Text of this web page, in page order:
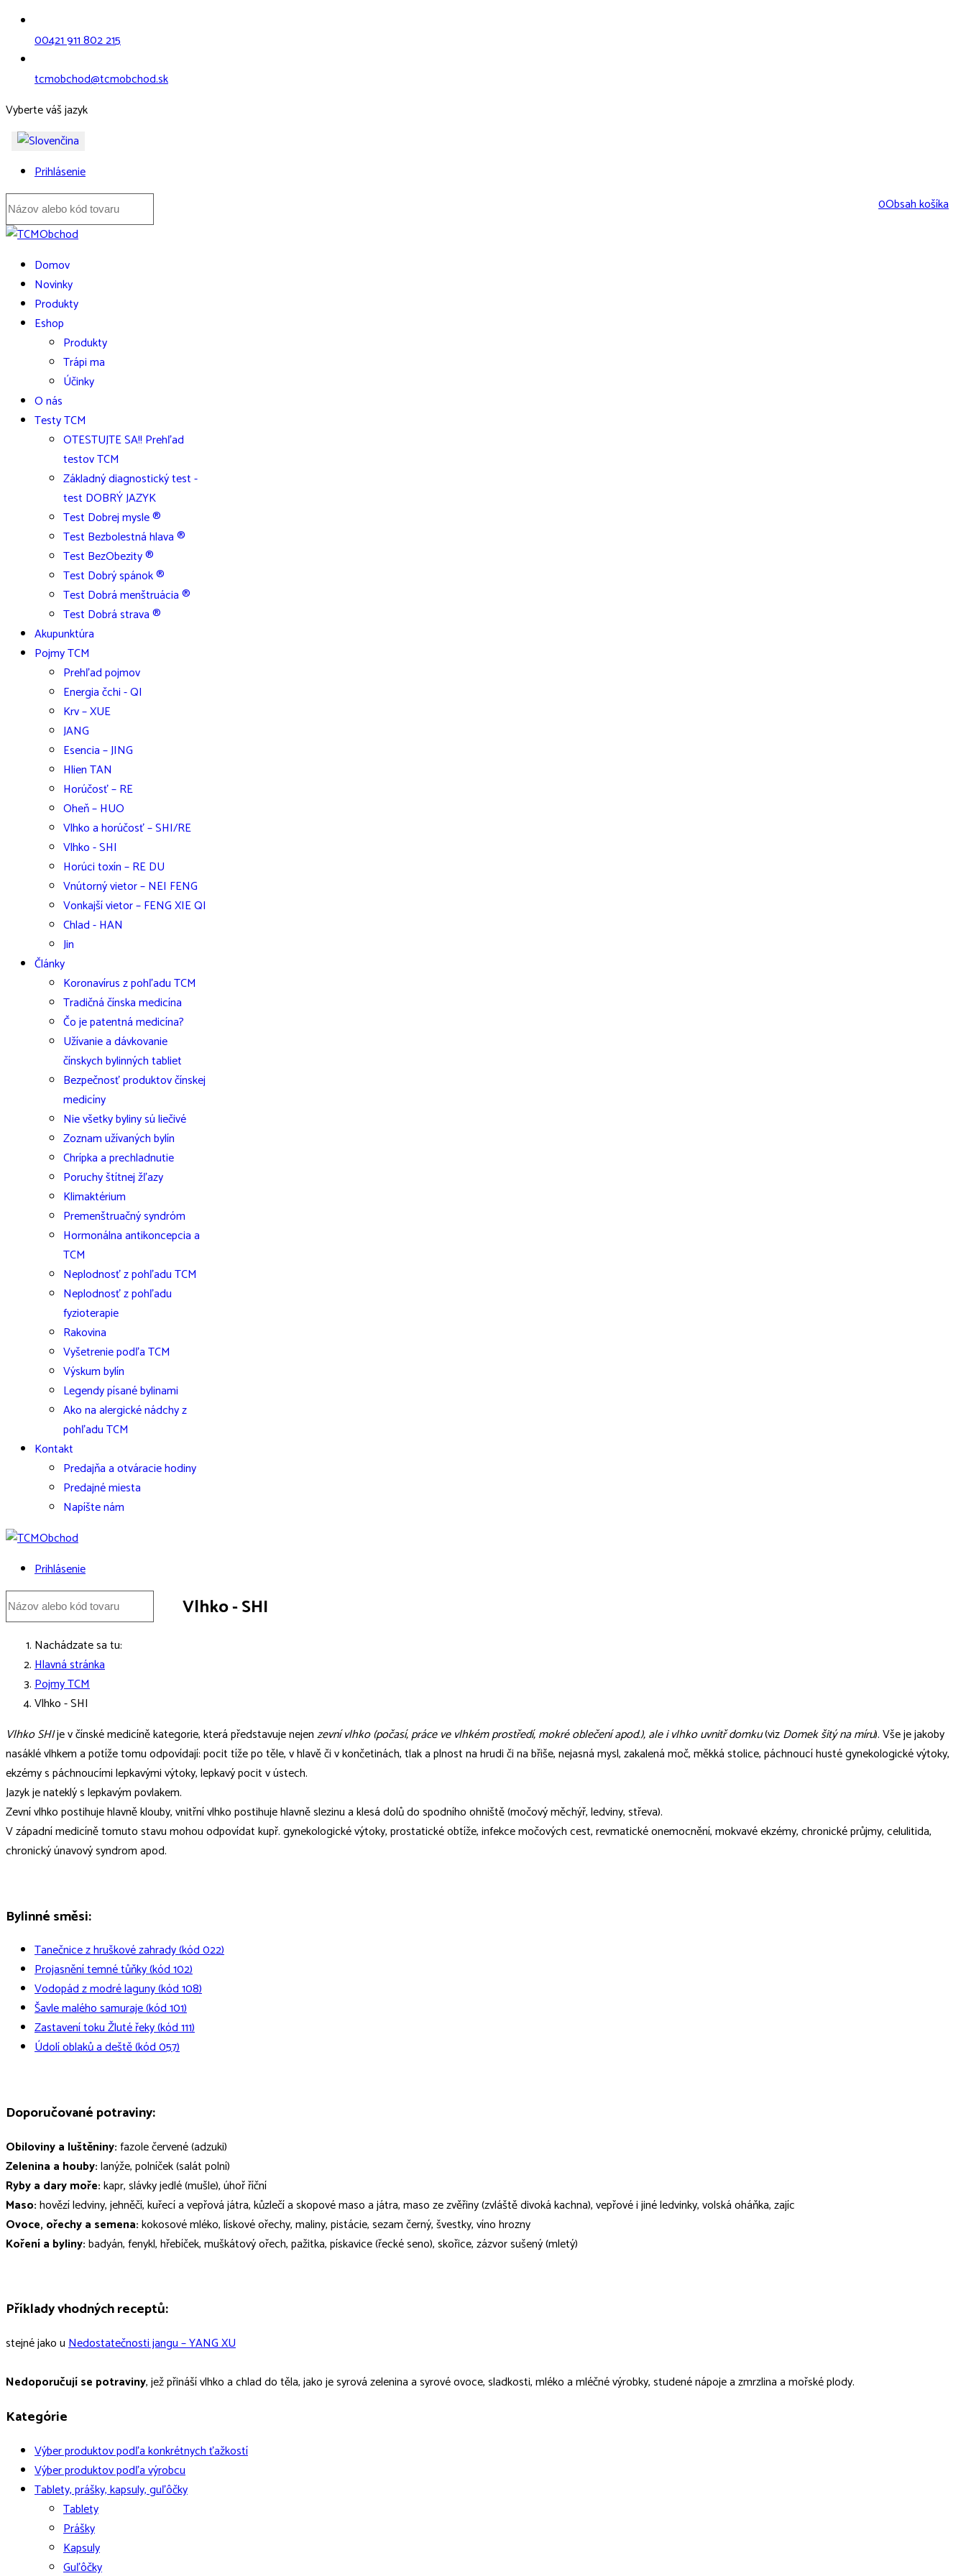
00421 911 802 215
tcmobchod@tcmobchod.sk
Vyberte váš jazyk
Prihlásenie
0Obsah košíka
Domov
Novinky
Produkty
Eshop
Produkty
Trápi ma
Účinky
O nás
Testy TCM
OTESTUJTE SA!! Prehľad
testov TCM
Základný diagnostický test -
test DOBRÝ JAZYK
Test Dobrej mysle ®
Test Bezbolestná hlava ®
Test BezObezity ®
Test Dobrý spánok ®
Test Dobrá menštruácia ®
Test Dobrá strava ®
Akupunktúra
Pojmy TCM
Prehľad pojmov
Energia čchi - QI
Krv – XUE
JANG
Esencia – JING
Hlien TAN
Horúčosť – RE
Oheň – HUO
Vlhko a horúčosť – SHI/RE
Vlhko - SHI
Horúci toxín – RE DU
Vnútorný vietor – NEI FENG
Vonkajší vietor – FENG XIE QI
Chlad - HAN
Jin
Články
Koronavírus z pohľadu TCM
Tradičná čínska medicína
Čo je patentná medicína?
Užívanie a dávkovanie
čínskych bylinných tabliet
Bezpečnosť produktov čínskej
medicíny
Nie všetky byliny sú liečivé
Zoznam užívaných bylín
Chrípka a prechladnutie
Poruchy štítnej žľazy
Klimaktérium
Premenštruačný syndróm
Hormonálna antikoncepcia a
TCM
Neplodnosť z pohľadu TCM
Neplodnosť z pohľadu
fyzioterapie
Rakovina
Vyšetrenie podľa TCM
Výskum bylín
Legendy písané bylinami
Ako na alergické nádchy z
pohľadu TCM
Kontakt
Predajňa a otváracie hodiny
Predajné miesta
Napíšte nám
Prihlásenie
Vlhko - SHI
Nachádzate sa tu:
Hlavná stránka
Pojmy TCM
Vlhko - SHI
Vlhko SHIje v čínské medicíně kategorie, která představuje nejenzevní vlhko (počasí, práce ve vlhkém prostředí, mokré oblečení apod.), ale i vlhko uvnitř domku(vizDomek šitý na míru). Vše je jakoby
nasáklé vlhkem a potíže tomu odpovídají: pocit tíže po těle, v hlavě či v končetinách, tlak a plnost na hrudi či na břiše, nejasná mysl, zakalená moč, měkká stolice, páchnoucí husté gynekologické výtoky,
ekzémy s páchnoucími lepkavými výtoky, lepkavý pocit v ústech.
Jazyk je nateklý s lepkavým povlakem.
Zevní vlhko postihuje hlavně klouby, vnitřní vlhko postihuje hlavně slezinu a klesá dolů do spodního ohniště (močový měchýř, ledviny, střeva).
V západní medicíně tomuto stavu mohou odpovídat kupř. gynekologické výtoky, prostatické obtíže, infekce močových cest, revmatické onemocnění, mokvavé ekzémy, chronické průjmy, celulitida,
chronický únavový syndrom apod.
Bylinné směsi:
Tanečnice z hruškové zahrady (kód 022)
Projasnění temné tůňky (kód 102)
Vodopád z modré laguny (kód 108)
Šavle malého samuraje (kód 101)
Zastavení toku Žluté řeky (kód 111)
Údolí oblaků a deště (kód 057)
Doporučované potraviny:
Obiloviny a luštěniny:fazole červené (adzuki)
Zelenina a houby:lanýže, polníček (salát polní)
Ryby a dary moře:kapr, slávky jedlé (mušle), úhoř říční
Maso:hovězí ledviny, jehněčí, kuřecí a vepřová játra, kůzlečí a skopové maso a játra, maso ze zvěřiny (zvláště divoká kachna), vepřové i jiné ledvinky, volská oháňka, zajíc
Ovoce, ořechy a semena:kokosové mléko, lískové ořechy, maliny, pistácie, sezam černý, švestky, víno hrozny
Koření a byliny:badyán, fenykl, hřebíček, muškátový ořech, pažitka, pískavice (řecké seno), skořice, zázvor sušený (mletý)
Příklady vhodných receptů:
stejné jako uNedostatečnosti jangu – YANG XU
Nedoporučují se potraviny, jež přináší vlhko a chlad do těla, jako je syrová zelenina a syrové ovoce, sladkosti, mléko a mléčné výrobky, studené nápoje a zmrzlina a mořské plody.
Kategórie
Výber produktov podľa konkrétnych ťažkostí
Výber produktov podľa výrobcu
Tablety, prášky, kapsuly, guľôčky
Tablety
Prášky
Kapsuly
Guľôčky